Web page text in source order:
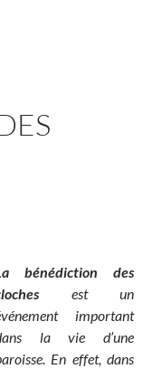
bénédiction des
est un
important
la vie d’une
En effet, dans